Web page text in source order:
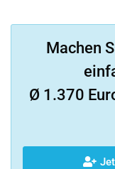
Machen
Ø 1.370